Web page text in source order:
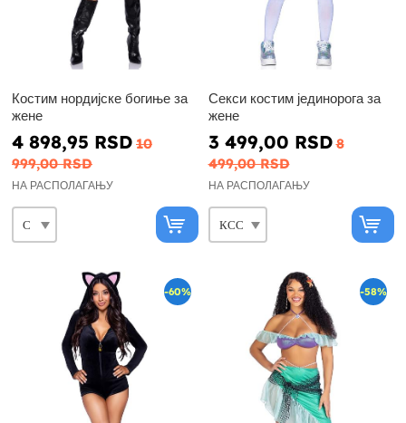
Костим нордијске богиње за
жене
4 898,95 RSD 10
999,00 RSD
НА РАСПОЛАГАЊУ
Секси костим јединорога за
жене
3 499,00 RSD 8
499,00 RSD
НА РАСПОЛАГАЊУ
-60% -58%